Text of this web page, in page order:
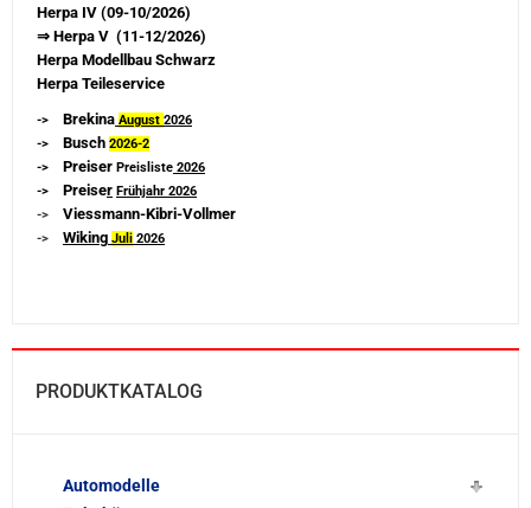
Herpa IV (09-10/2026)
⇒ Herpa V (11-12/2026)
Herpa Modellbau Schwarz
Herpa Teileservice
-> Brekina August 2026
-> Busch 2026-2
-> Preiser Preisliste 2026
-> Preiser Frühjahr 2026
-> Viessmann-Kibri-Vollmer
-> Wiking Juli 2026
PRODUKTKATALOG
Automodelle